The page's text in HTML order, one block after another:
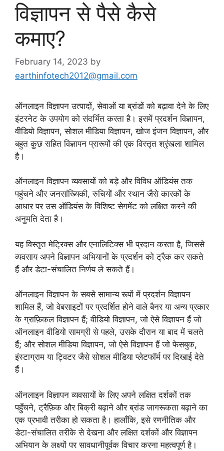
विज्ञापन से पैसे कैसे
कमाए?
February 14, 2023 by
earthinfotech2012@gmail.com
ऑनलाइन विज्ञापन उत्पादों, सेवाओं या ब्रांडों को बढ़ावा देने के लिए
इंटरनेट के उपयोग को संदर्भित करता है। इसमें प्रदर्शन विज्ञापन,
वीडियो विज्ञापन, सोशल मीडिया विज्ञापन, खोज इंजन विज्ञापन, और
बहुत कुछ सहित विज्ञापन प्रारूपों की एक विस्तृत श्रृंखला शामिल
है।
ऑनलाइन विज्ञापन व्यवसायों को बड़े और विविध ऑडियंस तक
पहुंचने और जनसांख्यिकी, रुचियों और स्थान जैसे कारकों के
आधार पर उस ऑडियंस के विशिष्ट सेगमेंट को लक्षित करने की
अनुमति देता है।
यह विस्तृत मेट्रिक्स और एनालिटिक्स भी प्रदान करता है, जिससे
व्यवसाय अपने विज्ञापन अभियानों के प्रदर्शन को ट्रैक कर सकते
हैं और डेटा-संचालित निर्णय ले सकते हैं।
ऑनलाइन विज्ञापन के सबसे सामान्य रूपों में प्रदर्शन विज्ञापन
शामिल हैं, जो वेबसाइटों पर प्रदर्शित होने वाले बैनर या अन्य प्रकार
के ग्राफ़िकल विज्ञापन हैं; वीडियो विज्ञापन, जो ऐसे विज्ञापन हैं जो
ऑनलाइन वीडियो सामग्री से पहले, उसके दौरान या बाद में चलते
हैं; और सोशल मीडिया विज्ञापन, जो ऐसे विज्ञापन हैं जो फेसबुक,
इंस्टाग्राम या ट्विटर जैसे सोशल मीडिया प्लेटफॉर्म पर दिखाई देते
हैं।
ऑनलाइन विज्ञापन व्यवसायों के लिए अपने लक्षित दर्शकों तक
पहुँचने, ट्रैफ़िक और बिक्री बढ़ाने और ब्रांड जागरूकता बढ़ाने का
एक प्रभावी तरीका हो सकता है। हालाँकि, इसे रणनीतिक और
डेटा-संचालित तरीके से देखना और लक्षित दर्शकों और विज्ञापन
अभियान के लक्ष्यों पर सावधानीपूर्वक विचार करना महत्वपूर्ण है।